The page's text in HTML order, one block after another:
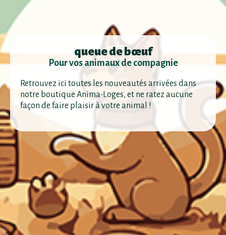
queue de bœuf
Pour vos animaux de compagnie
Retrouvez ici toutes les nouveautés arrivées dans
notre boutique Anima-Loges, et ne ratez aucune
façon de faire plaisir à votre animal !